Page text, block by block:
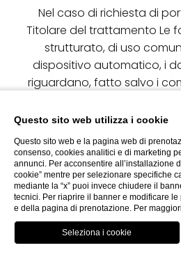
Nel caso di richiesta di
Titolare del trattamento Le
strutturato, di uso
dispositivo automatico, i
riguardano, fatto salvo i
La nostra
Questo sito web utilizza i cookie
Questo sito web e la pagina web di
consenso, cookies analitici e di marketing
annunci. Per acconsentire all’installazione
cookie” mentre per selezionare specifiche
mediante la “x” puoi invece chiudere il
tecnici. Per riaprire il banner e modificare
e della pagina di prenotazione. Per